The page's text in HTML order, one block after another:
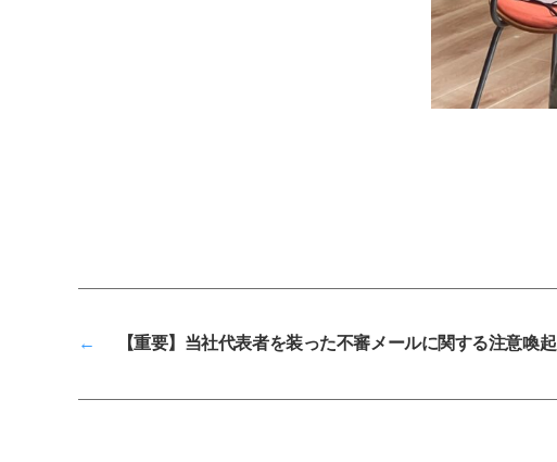
← 【重要】当社代表者を装った不審メールに関する注意喚起